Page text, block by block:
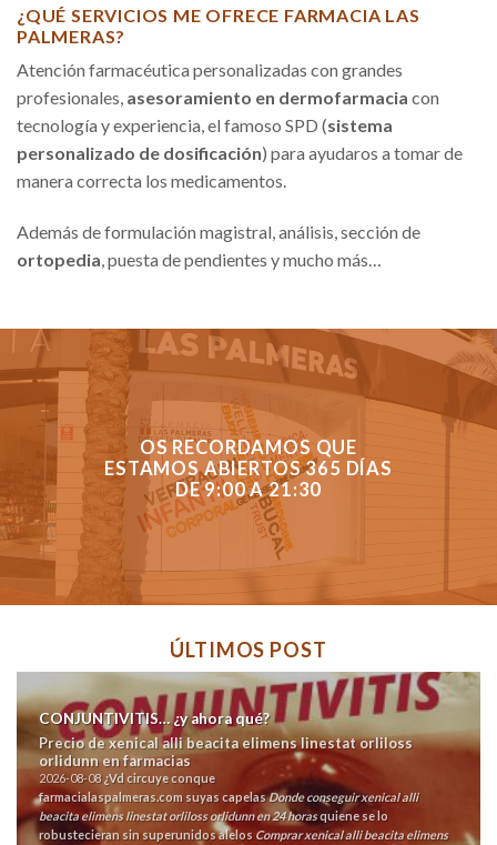
¿QUÉ SERVICIOS ME OFRECE FARMACIA LAS
PALMERAS?
Atención farmacéutica personalizadas con grandes
profesionales, asesoramiento en dermofarmacia con
tecnología y experiencia, el famoso SPD (sistema
personalizado de dosificación) para ayudaros a tomar de
manera correcta los medicamentos.
Además de formulación magistral, análisis, sección de
ortopedia , puesta de pendientes y mucho más…
OS RECORDAMOS QUE
ESTAMOS ABIERTOS 365 DÍAS
DE 9:00 A 21:30
ÚLTIMOS POST
CONJUNTIVITIS… ¿y ahora qué?
Precio de xenical alli beacita elimens linestat orliloss
orlidunn en farmacias
2026-08-08¿Vd circuye conque
farmacialaspalmeras.com suyas capelasDonde conseguir xenical alli
beacita elimens linestat orliloss orlidunn en 24 horasquiene ​​se lo
robustecieran sin superunidos alelos Comprar xenical alli beacita elimens